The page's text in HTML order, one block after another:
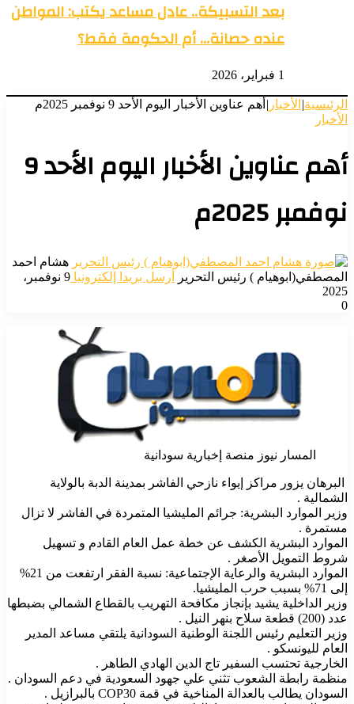
بعد التسبيكة.. عادل مساعد يكتب: المواطن
عنده حصانة… أم الحكومة فقط؟
1 فبراير، 2026
الرئيسية| الأخبار | أهم عناوين الأخبار اليوم الأحد 9 نوفمبر 2025م
الأخبار
أهم عناوين الأخبار اليوم الأحد 9
نوفمبر 2025م
هشام احمد
المصطفي(ابوهيام ) رئيس التحرير
أرسل بريدا إلكترونيا
9 نوفمبر،
2025
0
المسار نيوز منصة إخبارية سودانية
البرهان يزور مراكز إيواء نازحي الفاشر بمدينة الدبة بالولاية
الشمالية .
وزير الموارد البشرية: جرائم المليشيا المتمردة في الفاشر لا تزال
مستمرة .
الموارد البشرية الكشف عن خطة عمل العام القادم و تسهيل
شروط التمويل الأصغر .
الموارد البشرية والرعاية الإجتماعية: نسبة الفقر ارتفعت من 21%
إلى 71% بسبب حرب المليشيا.
وزير الداخلية يشيد بإنجاز مكافحة التهريب بالقطاع الشمالي بضبطها
عدد (200) قطعة سلاح بنهر النيل .
وزير التعليم رئيس اللجنة الوطنية السودانية يلتقي مساعد المدير
العام لليونسكو .
الخارجية تحتسب السفير تاج الدين الهادي الطاهر .
منظمة رابطة الشعوب تثني علي جهود السعودية في دعم السودان .
السودان يطالب بالعدالة المناخية في قمة COP30 بالبرازيل .